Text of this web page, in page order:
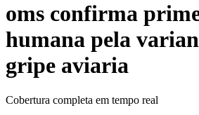
oms confirma
humana pela
gripe aviaria
Cobertura completa em tempo real